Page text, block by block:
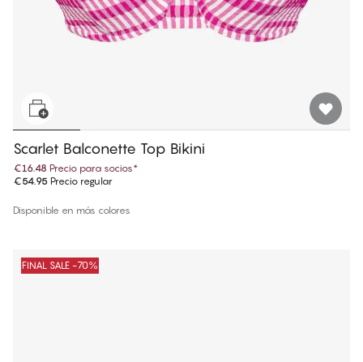
Scarlet Balconette Top Bikini
€16.48 Precio para socios*
€54.95 Precio regular
Disponible en más colores
FINAL SALE -70%